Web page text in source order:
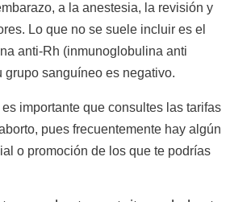
a la anestesia, la revisión y
Lo que no se suele incluir es el
anti-Rh (inmunoglobulina anti
grupo sanguíneo es negativo.
importante que consultes las tarifas
pues frecuentemente hay algún
o promoción de los que te podrías